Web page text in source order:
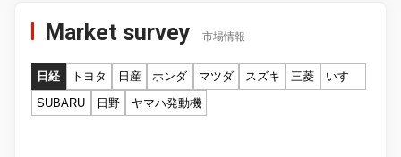
Market survey 市場情報
日経 トヨタ 日産 ホンダ マツダ スズキ 三菱
いすゞ
SUBARU
日野 ヤマハ発動機